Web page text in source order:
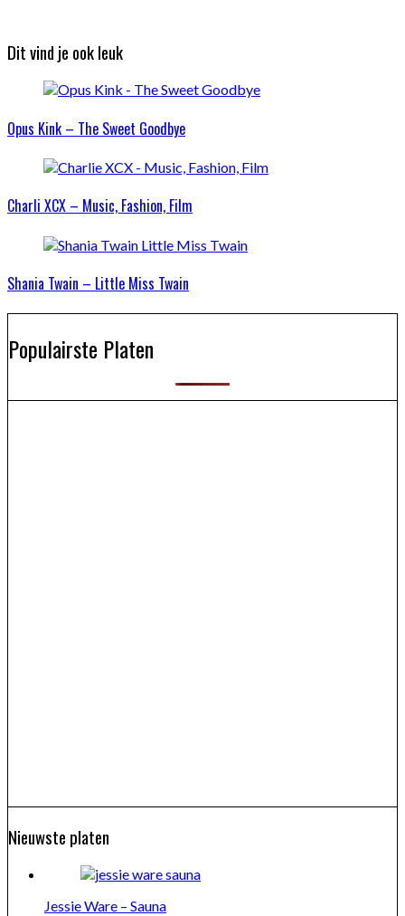
Dit vind je ook leuk
Opus Kink – The Sweet Goodbye
Charli XCX – Music, Fashion, Film
Shania Twain – Little Miss Twain
Populairste Platen
Nieuwste platen
Jessie Ware – Sauna